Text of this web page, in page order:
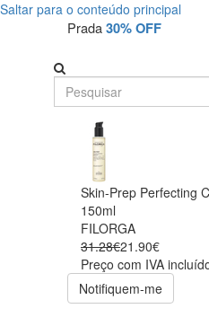
Saltar para o conteúdo principal
Prada30% OFF
Skin-Prep Perfecting
150ml
FILORGA
31.28€21.90€
Preço com IVA
Notifiquem-me